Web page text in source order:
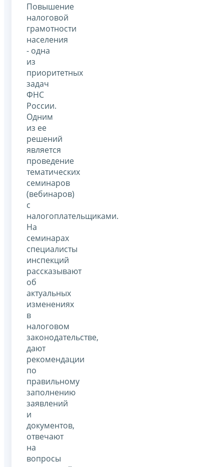
Повышение
налоговой
грамотности
населения
- одна
из
приоритетных
задач
ФНС
России.
Одним
из ее
решений
является
проведение
тематических
семинаров
(вебинаров)
с
налогоплательщиками.
На
семинарах
специалисты
инспекций
рассказывают
об
актуальных
изменениях
в
налоговом
законодательстве,
дают
рекомендации
по
правильному
заполнению
заявлений
и
документов,
отвечают
на
вопросы